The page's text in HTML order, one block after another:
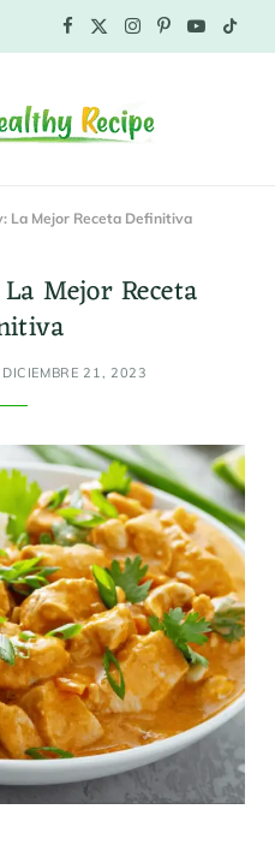
o
T
t
r
)
I
s
g
m
P
r
t
Y T
La Mejor Receta Definitiva
Mejor Receta
DICIEMBRE 21, 2023